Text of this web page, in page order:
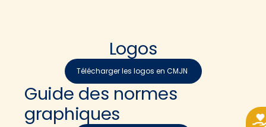
Logos
Télécharger les logos en CMJN
Guide des normes
graphiques